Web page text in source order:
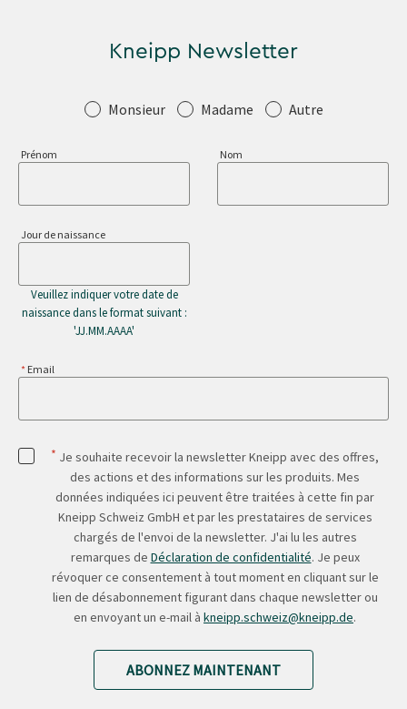
Kneipp Newsletter
SalutationMonsieur Madame Autre
Prénom Nom
Jour de naissance
Veuillez indiquer votre date de
naissance dans le format suivant :
'JJ.MM.AAAA'
Email
* Je souhaite recevoir la newsletter Kneipp avec des offres,
des actions et des informations sur les produits. Mes
données indiquées ici peuvent être traitées à cette fin par
Kneipp Schweiz GmbH et par les prestataires de services
chargés de l'envoi de la newsletter. J'ai lu les autres
remarques de Déclaration de confidentialité. Je peux
révoquer ce consentement à tout moment en cliquant sur le
lien de désabonnement figurant dans chaque newsletter ou
en envoyant un e-mail à kneipp.schweiz@kneipp.de.
ABONNEZ MAINTENANT